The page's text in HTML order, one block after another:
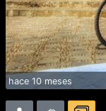
hace 10 meses